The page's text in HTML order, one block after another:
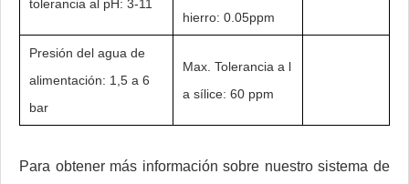
tolerancia al pH: 3-11
hierro: 0.05ppm
Presión del agua de
alimentación: 1,5 a 6
bar
Max. Tolerancia a l
a sílice: 60 ppm
Para obtener más información sobre nuestro sistema de